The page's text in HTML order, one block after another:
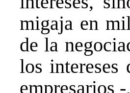
migaja en
de la
los intereses
empresarios